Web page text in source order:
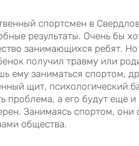
спортсмен в
результаты. Очень бы
занимающихся ребят.
получил травму или
ему заниматься спортом,
щит, психологический
проблема, а его будут еще
Занимаясь спортом, они
общества.